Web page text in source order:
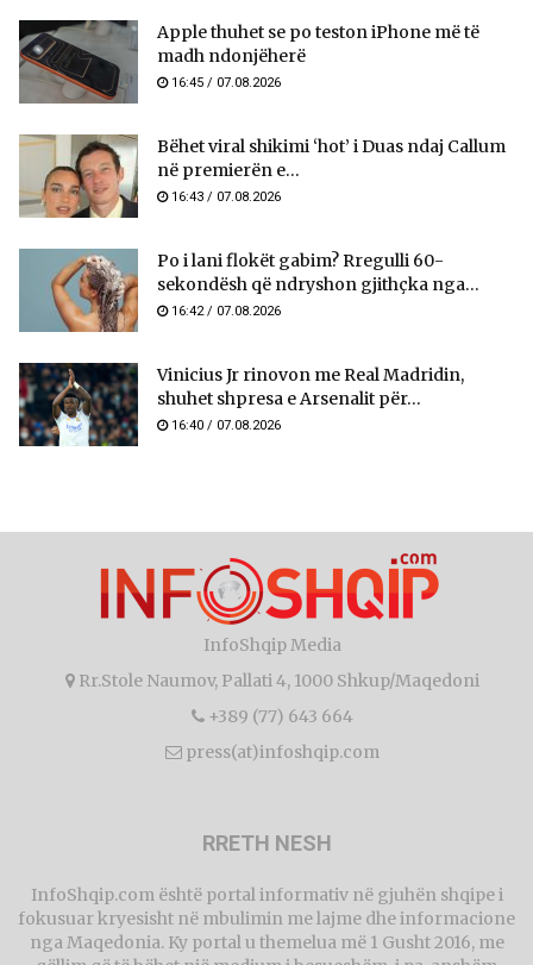
Apple thuhet se po teston iPhone më të
madh ndonjëherë
16:45 / 07.08.2026
Bëhet viral shikimi ‘hot’ i Duas ndaj Callum
në premierën e...
16:43 / 07.08.2026
Po i lani flokët gabim? Rregulli 60-
sekondësh që ndryshon gjithçka nga...
16:42 / 07.08.2026
Vinicius Jr rinovon me Real Madridin,
shuhet shpresa e Arsenalit për...
16:40 / 07.08.2026
InfoShqip Media
Rr.Stole Naumov, Pallati 4, 1000 Shkup/Maqedoni
+389 (77) 643 664
press(at)infoshqip.com
RRETH NESH
InfoShqip.com është portal informativ në gjuhën shqipe i
fokusuar kryesisht në mbulimin me lajme dhe informacione
nga Maqedonia. Ky portal u themelua më 1 Gusht 2016, me